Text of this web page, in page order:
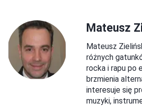
Mateusz
Mateusz
różnych
rocka i rapu po
brzmienia
interesuje się
muzyki,